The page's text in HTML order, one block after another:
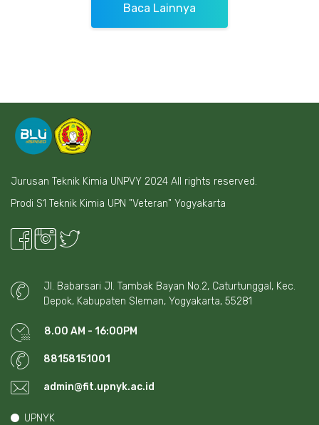
Baca Lainnya
Jurusan Teknik Kimia UNPVY 2024 All rights reserved.
Prodi S1 Teknik Kimia UPN "Veteran" Yogyakarta
Jl. Babarsari Jl. Tambak Bayan No.2, Caturtunggal, Kec.
Depok, Kabupaten Sleman, Yogyakarta, 55281
8.00 AM - 16:00PM
88158151001
admin@fit.upnyk.ac.id
UPNYK